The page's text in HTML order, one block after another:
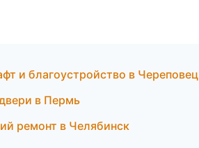
и благоустройство в Череповец
в Пермь
ремонт в Челябинск